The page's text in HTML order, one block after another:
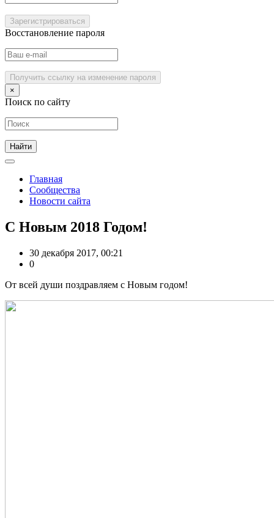
Зарегистрироваться
Восстановление пароля
Получить ссылку на изменение пароля
×
Поиск по сайту
Главная
Сообщества
Новости сайта
С Новым 2018 Годом!
30 декабря 2017, 00:21
0
От всей души поздравляем с Новым годом!